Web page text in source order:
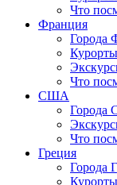
Что
Франция
Города
Что
США
Города
Что
Греция
Города